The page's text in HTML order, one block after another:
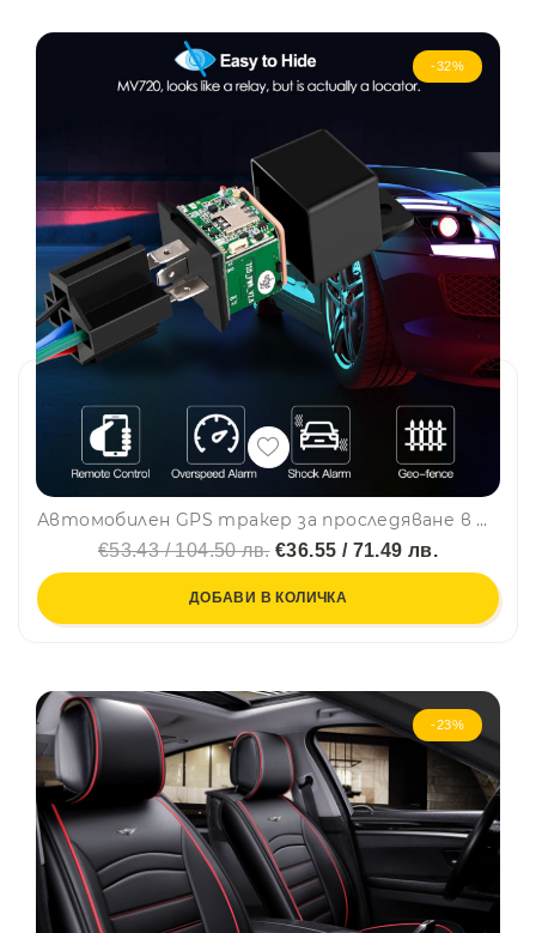
-32%
Автомобилен GPS тракер за проследяване в реално време CY03A - проследяващо устройство
€53.43 / 104.50 лв.€36.55 / 71.49 лв.
ДОБАВИ В КОЛИЧКА
-23%